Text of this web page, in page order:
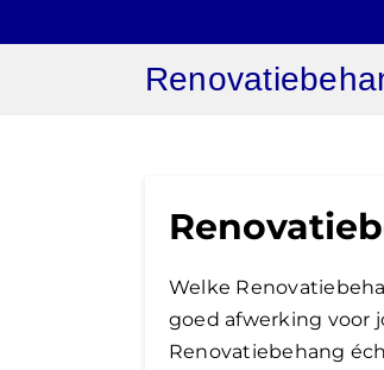
naar
Welke
goed afwerking voor
Renovatiebehang